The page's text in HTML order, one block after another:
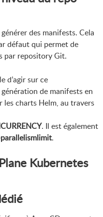
des manifests. Cela
défaut qui permet de
par repository Git.
d’agir sur ce
de manifests en
les charts Helm, au travers
. Il est également
.
Kubernetes